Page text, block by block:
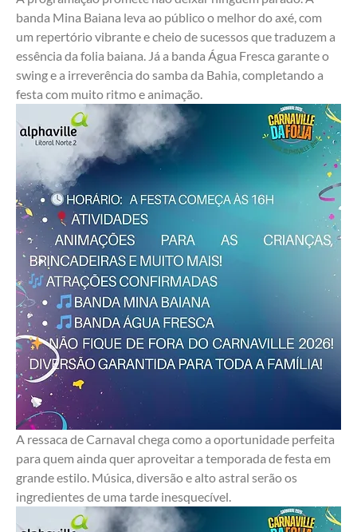
banda Mina Baiana leva ao público o melhor do axé, com
um repertório vibrante e cheio de sucessos que traduzem a
essência da folia baiana. Já a banda Água Fresca garante o
swing e a irreverência do samba da Bahia, completando a
festa com muito ritmo e animação.
A ressaca de Carnaval chega como a oportunidade perfeita
para quem ainda quer aproveitar a temporada de festa em
grande estilo. Música, diversão e alto astral serão os
ingredientes de uma tarde inesquecível.